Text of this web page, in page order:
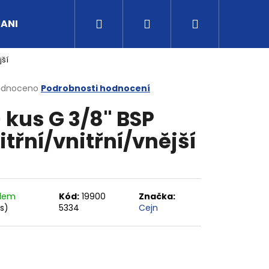
Tipy a rady Kontakty Obchodní
Přihlášení
Podrobnosti hodnocení
kus G 3/8" BSP
vnitřní/vnější
Kód: 19900
5334
Značka:
Cejn
4" VNITŘNÍ FVMQ